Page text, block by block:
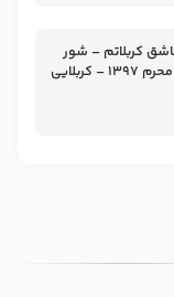
کربلاتم – شور
زمینه – شب هفتم – محرم 1397 – کربلایی